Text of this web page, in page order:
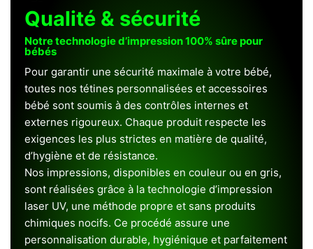
Qualité & sécurité
Notre technologie d’impression 100% sûre pour
bébés
Pour garantir une sécurité maximale à votre bébé,
toutes nos tétines personnalisées et accessoires
bébé sont soumis à des contrôles internes et
externes rigoureux. Chaque produit respecte les
exigences les plus strictes en matière de qualité,
d’hygiène et de résistance.
Nos impressions, disponibles en couleur ou en gris,
sont réalisées grâce à la technologie d’impression
laser UV, une méthode propre et sans produits
chimiques nocifs. Ce procédé assure une
personnalisation durable, hygiénique et parfaitement